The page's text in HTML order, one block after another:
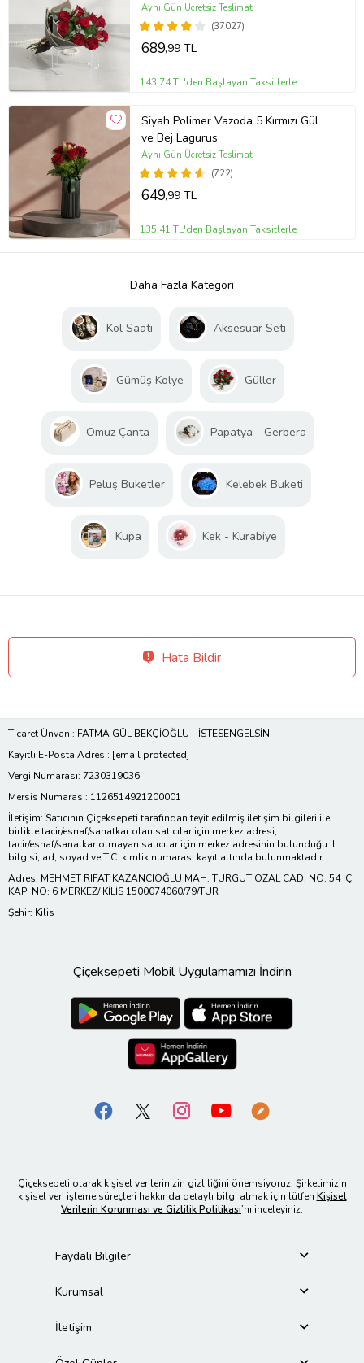
(37027)
Aynı Gün Ücretsiz Teslimat
689,99 TL
143,74 TL'den Başlayan Taksitlerle
Siyah Polimer Vazoda 5 Kırmızı Gül
ve Bej Lagurus
(722)
Aynı Gün Ücretsiz Teslimat
649,99 TL
135,41 TL'den Başlayan Taksitlerle
Daha Fazla Kategori
Kol Saati Aksesuar Seti
Gümüş Kolye Güller
Omuz Çanta Papatya - Gerbera
Peluş Buketler Kelebek Buketi
Kupa Kek - Kurabiye
Hata Bildir
Ticaret Ünvanı: FATMA GÜL BEKÇİOĞLU - İSTESENGELSİN
Kayıtlı E-Posta Adresi: [email protected]
Vergi Numarası: 7230319036
Mersis Numarası: 1126514921200001
İletişim: Satıcının Çiçeksepeti tarafından teyit edilmiş iletişim bilgileri ile
birlikte tacir/esnaf/sanatkar olan satıcılar için merkez adresi;
tacir/esnaf/sanatkar olmayan satıcılar için merkez adresinin bulunduğu il
bilgisi, ad, soyad ve T.C. kimlik numarası kayıt altında bulunmaktadır.
Adres: MEHMET RIFAT KAZANCIOĞLU MAH. TURGUT ÖZAL CAD. NO: 54 İÇ
KAPI NO: 6 MERKEZ/ KİLİS 1500074060/79/TUR
Şehir: Kilis
Çiçeksepeti Mobil Uygulamamızı İndirin
Çiçeksepeti olarak kişisel verilerinizin gizliliğini önemsiyoruz. Şirketimizin
kişisel veri işleme süreçleri hakkında detaylı bilgi almak için lütfen Kişisel
Verilerin Korunması ve Gizlilik Politikası’nı inceleyiniz.
Faydalı Bilgiler
Kurumsal
İletişim